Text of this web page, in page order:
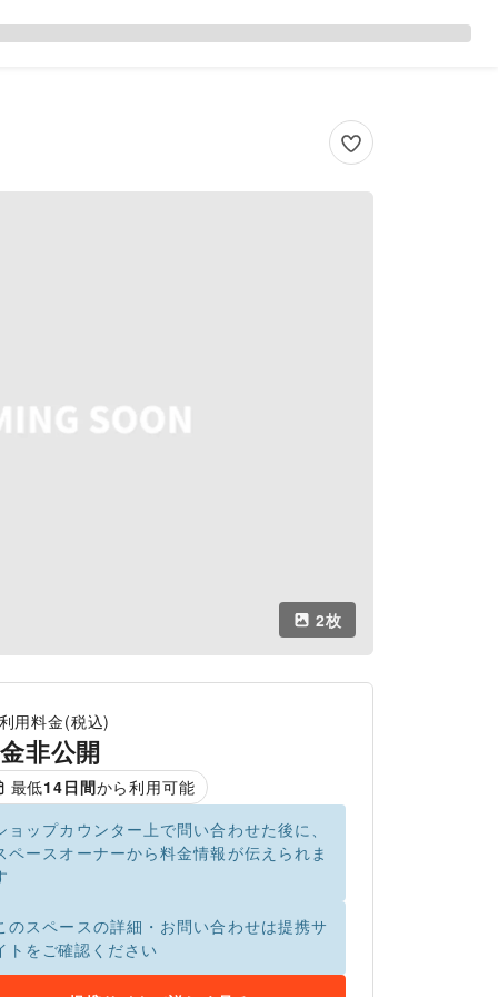
2枚
利用料金(税込)
非公開
最低14日間から利用可能
ョップカウンター上で問い合わせた後に、
ペースオーナーから料金情報が伝えられま
のスペースの詳細・お問い合わせは提携サ
トをご確認ください